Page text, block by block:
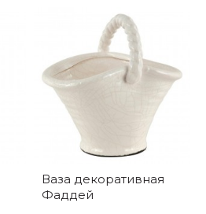
Ваза декоративная
Фаддей